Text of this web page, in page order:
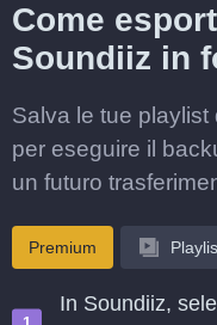
Come
Soundiiz in
Salva le tue
per eseguire il
un futuro
Premium
In Soundiiz,